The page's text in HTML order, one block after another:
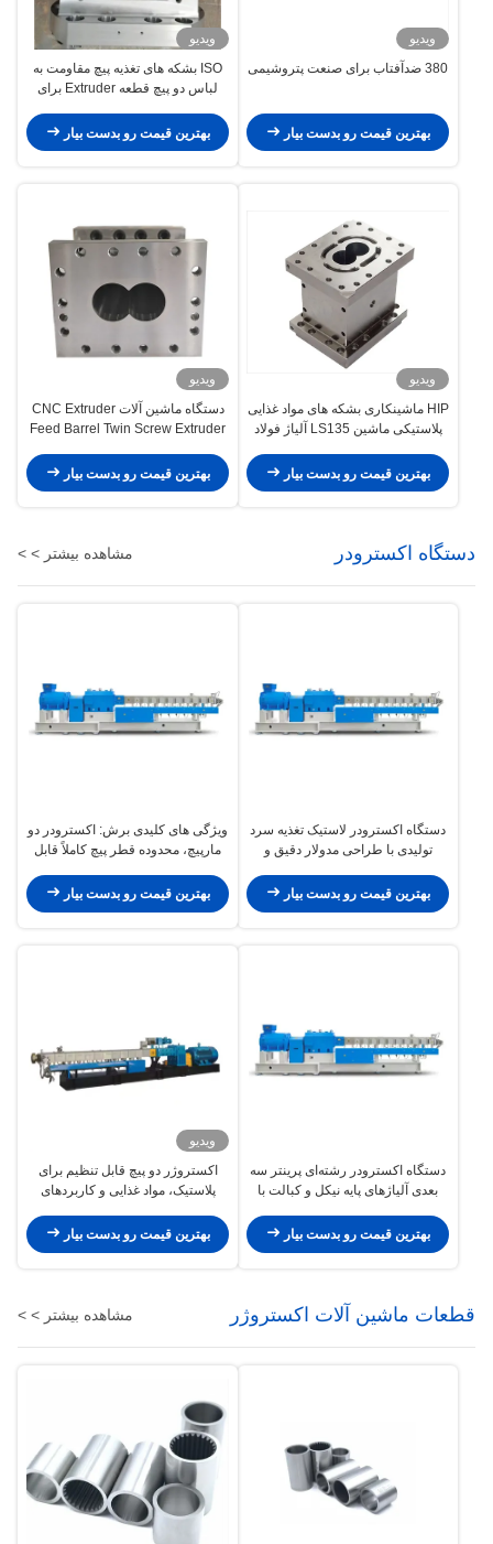
ویدیو
380 ضدآفتاب برای صنعت پتروشیمی
بهترین قیمت رو بدست بیار
ویدیو
ISO بشکه های تغذیه پیچ مقاومت به
لباس دو پیچ قطعه Extruder برای
بهترین قیمت رو بدست بیار
ویدیو
HIP ماشینکاری بشکه های مواد غذایی
پلاستیکی ماشین LS135 آلیاژ فولاد
بهترین قیمت رو بدست بیار
ویدیو
دستگاه ماشین آلات CNC Extruder
Feed Barrel Twin Screw Extruder
بهترین قیمت رو بدست بیار
دستگاه اکسترودر مشاهده بیشتر > >
دستگاه اکسترودر لاستیک تغذیه سرد
تولیدی با طراحی مدولار دقیق و
بهترین قیمت رو بدست بیار
ویژگی های کلیدی برش: اکسترودر دو
مارپیچ، محدوده قطر پیچ کاملاً قابل
بهترین قیمت رو بدست بیار
دستگاه اکسترودر رشته‌ای پرینتر سه
بعدی آلیاژهای پایه نیکل و کبالت با
Φ500mm
بهترین قیمت رو بدست بیار
ویدیو
اکستروژر دو پیچ قابل تنظیم برای
پلاستیک، مواد غذایی و کاربردهای
بهترین قیمت رو بدست بیار
قطعات ماشین آلات اکستروژر مشاهده بیشتر > >